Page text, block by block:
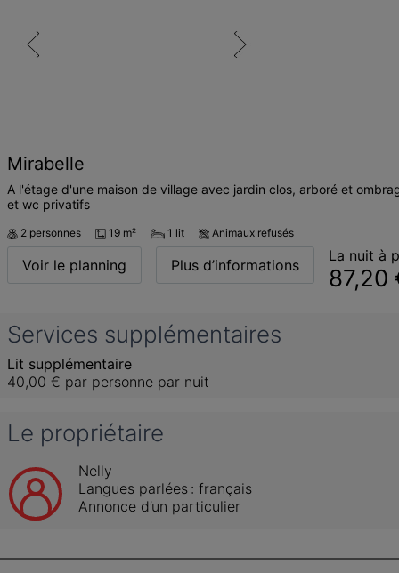
Mirabelle
A l'étage d'une maison de village avec jardin clos, arboré et
et wc privatifs
2 personnes 19 m² 1 lit Animaux refusés
Voir le planning Plus d’informations
La nuit à
87,20
Services supplémentaires
Lit supplémentaire
40,00 € par personne par nuit
Le propriétaire
Nelly
Langues parlées : français
Annonce d’un particulier